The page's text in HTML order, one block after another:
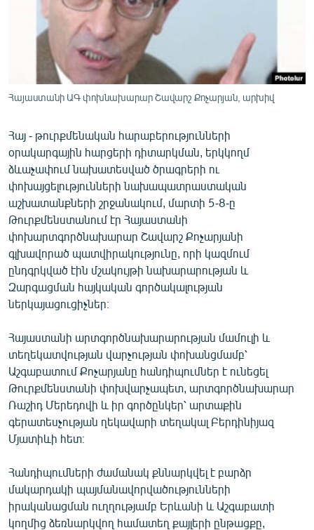
ՄԻՋԱԶԳԱՅԻՆ
ՄՇԱԿՈՒՅԹ
ՄԵԿՆԱԲԱՆՈՒԹՅՈՒՆ
ԿՈՐՈՆԱՎԻՐՈՒՍ
ԱՐԽԻՎ
ՏԵՍԱՆՅՈՒԹԵՐ
ԲԱՆԱՎԵՃ
ՁԳՏԵԼՈՎ ԼԱՎԱԳՈՒՅՆԻՆ
ՓՈԴՔԱՍԹ
Հայերեն
Русский
ՀԵՏԵՎԵՔ ՄԵԶ
«Ազատության» բոլոր կայքերը
Հայաստանի ԱԳ փոխնախարար Շավարշ Քոչարյան, արխիվ
Հայ - թուրքմենական հարաբերությունների
օրակարգային հարցերի դիտարկման, երկկողմ
ձևաչափում նախատեսված ծրագրերի ու
փոխայցելությունների նախապատրաստական
աշխատանքների շրջանակում, մարտի 5-8-ը
Թուրքմենստանում էր Հայաստանի
փոխարտգործնախարար Շավարշ Քոչարյանի
գլխավորած պատվիրակությունը, որի կազմում
ընդգրկված էին մշակույթի նախարարության և
Զարգացման հայկական գործակալության
ներկայացուցիչներ։
Հայաստանի արտգործնախարարության մամուլի և
տեղեկատվության վարչության փոխանցմամբ՝
Աշգաբատում Քոչարյանը հանդիպումներ է ունեցել
Թուրքմենստանի փոխվարչապետ, արտգործնախարար
Ռաշիդ Մերեդովի և իր գործընկեր՝ արտաքին
գերատեսչության ղեկավարի տեղակալ Բերդինիյազ
Մյատիևի հետ։
Հանդիպումների ժամանակ քննարկվել է բարձր
մակարդակի պայմանավորվածությունների
իրականացման ուղղությամբ Երևանի և Աշգաբատի
կողմից ձեռնարկվող համատեղ քայլերի ընթացքը,